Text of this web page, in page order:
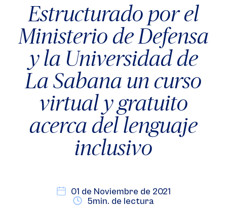
Estructurado por el
Ministerio de Defensa
y la Universidad de
La Sabana un curso
virtual y gratuito
acerca del lenguaje
inclusivo
01 de Noviembre de 2021
5min. de lectura